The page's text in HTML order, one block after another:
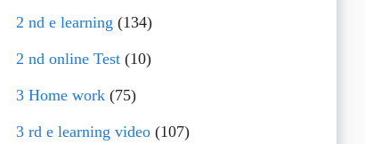
2 nd e learning (134)
2 nd online Test(10)
3 Home work(75)
3 rd e learning video(107)